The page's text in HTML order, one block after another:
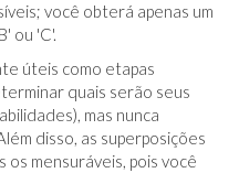
você obterá apenas um
ou 'C'.
úteis como etapas
quais serão seus
mas nunca
disso, as superposições
os mensuráveis, pois você